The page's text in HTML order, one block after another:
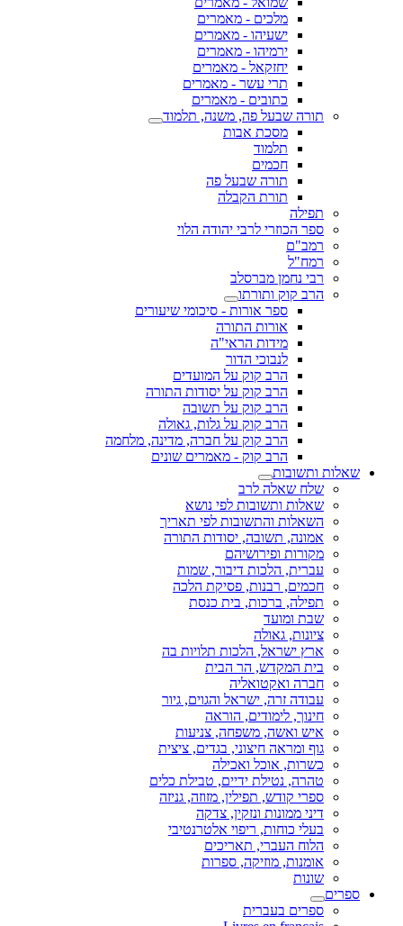
מלכים - מאמרים
ישעיהו - מאמרים
ירמיהו - מאמרים
יחזקאל - מאמרים
תרי עשר - מאמרים
כתובים - מאמרים
תורה שבעל פה, משנה, תלמוד
מסכת אבות
תלמוד
חכמים
תורה שבעל פה
תורת הקבלה
תפילה
ספר הכוזרי לרבי יהודה הלוי
רמב"ם
רמח"ל
רבי נחמן מברסלב
הרב קוק ותורתו
ספר אורות - סיכומי שיעורים
אורות התורה
מידות הראי"ה
לנבוכי הדור
הרב קוק על המועדים
הרב קוק על יסודות התורה
הרב קוק על תשובה
הרב קוק על גלות, גאולה
הרב קוק על חברה, מדינה, מלחמה
הרב קוק - מאמרים שונים
שאלות ותשובות
שלח שאלה לרב
שאלות ותשובות לפי נושא
השאלות והתשובות לפי תאריך
אמונה, תשובה, יסודות התורה
מקורות ופירושיהם
עברית, הלכות דיבור, שמות
חכמים, רבנות, פסיקת הלכה
תפילה, ברכות, בית כנסת
שבת ומועד
ציונות, גאולה
ארץ ישראל, הלכות תלויות בה
בית המקדש, הר הבית
חברה ואקטואליה
עבודה זרה, ישראל והגוים, גיור
חינוך, לימודים, הוראה
איש ואשה, משפחה, צניעות
גוף ומראה חיצוני, בגדים, ציצית
כשרות, אוכל ואכילה
טהרה, נטילת ידיים, טבילת כלים
ספרי קודש, תפילין, מזוזה, גניזה
דיני ממונות ונזקין, צדקה
בעלי כוחות, ריפוי אלטרנטיבי
הלוח העברי, תאריכים
אומנות, מוזיקה, ספרות
שונות
ספרים
ספרים בעברית